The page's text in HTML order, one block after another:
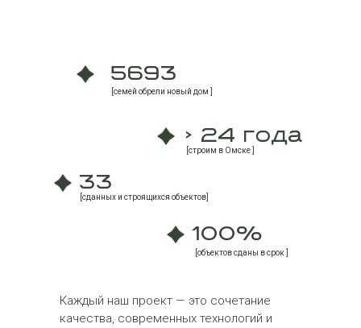
Каждый наш проект — это сочетание
качества, современных технологий и
5693
[семей обрели новый дом ]
33
[сданных и строящихся объектов]
100%
[объектов сданы в срок ]
> 24 года
[строим в Омске ]